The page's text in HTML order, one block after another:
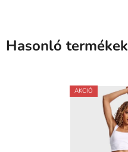
Hasonló termékek
AKCIÓ